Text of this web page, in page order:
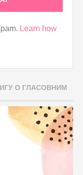
Learn how
О ГЛАСОВНИМ